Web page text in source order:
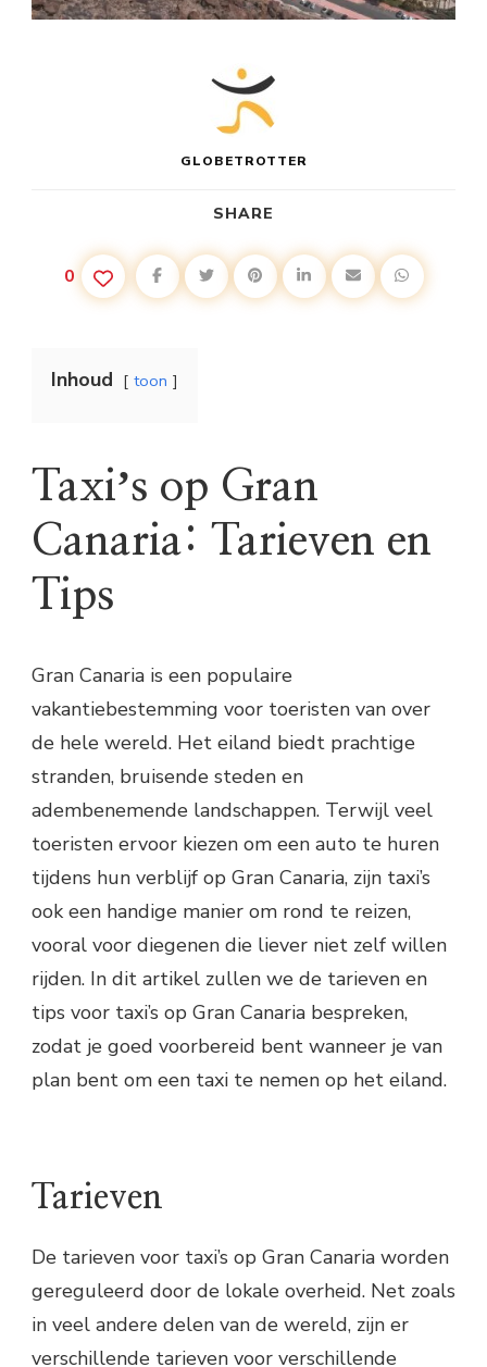
GLOBETROTTER
SHARE
0
Inhoud toon
Taxiʼs op Gran
Canaria: Tarieven en
Tips
Gran Canaria is een populaire
vakantiebestemming voor toeristen van over
de hele wereld. Het eiland biedt prachtige
stranden, bruisende steden en
adembenemende landschappen. Terwijl veel
toeristen ervoor kiezen om een auto te huren
tijdens hun verblijf op Gran Canaria, zijn taxi’s
ook een handige manier om rond te reizen,
vooral voor diegenen die liever niet zelf willen
rijden. In dit artikel zullen we de tarieven en
tips voor taxi’s op Gran Canaria bespreken,
zodat je goed voorbereid bent wanneer je van
plan bent om een taxi te nemen op het eiland.
Tarieven
De tarieven voor taxi’s op Gran Canaria worden
gereguleerd door de lokale overheid. Net zoals
in veel andere delen van de wereld, zijn er
verschillende tarieven voor verschillende